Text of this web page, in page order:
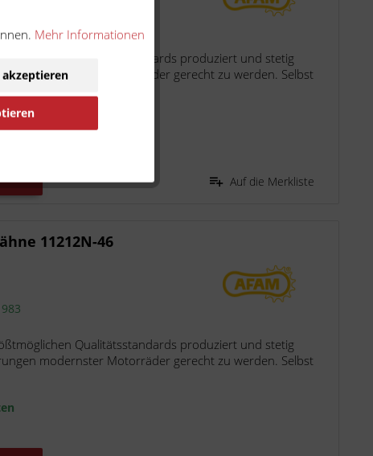
Qualitätsstandards produziert und stetig
modernster Motorräder gerecht zu werden. Selbst
Auf die Merkliste
11212N-46
Qualitätsstandards produziert und stetig
modernster Motorräder gerecht zu werden. Selbst
Mehr Informationen